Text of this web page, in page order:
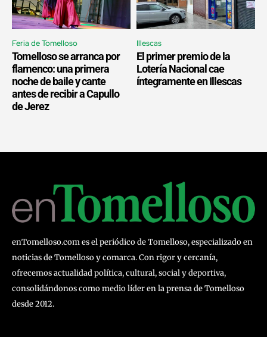
Feria de Tomelloso
Tomelloso se arranca por
flamenco: una primera
noche de baile y cante
antes de recibir a Capullo
de Jerez
Illescas
El primer premio de la
Lotería Nacional cae
íntegramente en Illescas
enTomelloso.com es el periódico de Tomelloso, especializado en
noticias de Tomelloso y comarca. Con rigor y cercanía,
ofrecemos actualidad política, cultural, social y deportiva,
consolidándonos como medio líder en la prensa de Tomelloso
desde 2012.